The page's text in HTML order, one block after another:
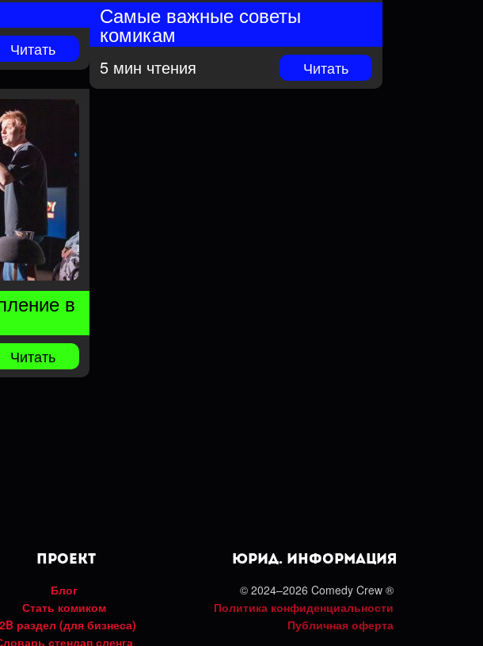
Читать
Самые важные советы
комикам
5 мин чтения Читать
в
Читать
Проект
Блог
Стать комиком
раздел (для бизнеса)
стендап сленга
Юрид. Информация
© 2024–2026 Comedy Crew ®
Политика конфиденциальности
Публичная оферта